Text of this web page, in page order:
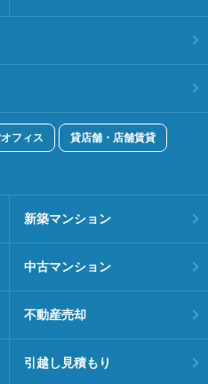
フィス 貸店舗・店舗賃貸
新築マンション
中古マンション
不動産売却
引越し見積もり